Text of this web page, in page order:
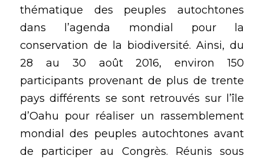
thématique des peuples autochtones
dans l’agenda mondial pour la
conservation de la biodiversité. Ainsi, du
28 au 30 août 2016, environ 150
participants provenant de plus de trente
pays différents se sont retrouvés sur l’île
d’Oahu pour réaliser un rassemblement
mondial des peuples autochtones avant
de participer au Congrès. Réunis sous